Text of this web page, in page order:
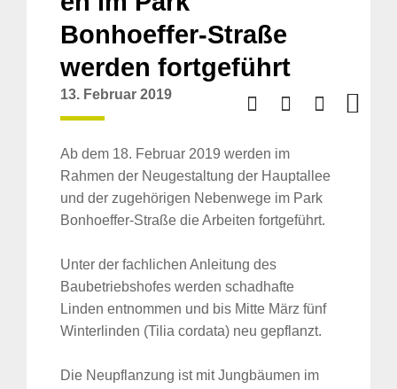
Bonhoeffer-Straße
werden fortgeführt
13. Februar 2019
Ab dem 18. Februar 2019 werden im
Rahmen der Neugestaltung der Hauptallee
und der zugehörigen Nebenwege im Park
Bonhoeffer-Straße die Arbeiten fortgeführt.
Unter der fachlichen Anleitung des
Baubetriebshofes werden schadhafte
Linden entnommen und bis Mitte März fünf
Winterlinden (Tilia cordata) neu gepflanzt.
Die Neupflanzung ist mit Jungbäumen im